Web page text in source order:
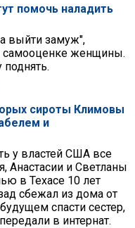
помочь наладить
выйти замуж",
самооценке женщины.
сироты Климовы
и
у властей США все
Анастасии и Светланы
в Техасе 10 лет
сбежал из дома от
спасти сестер,
в интернат.